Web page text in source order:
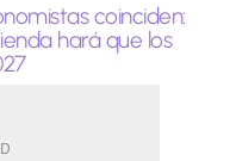
coinciden:
hará que los